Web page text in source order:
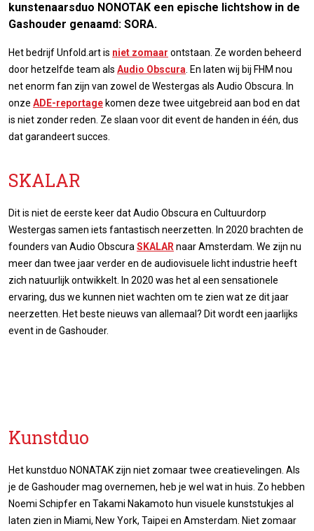
kunstenaarsduo NONOTAK een epische lichtshow in de
Gashouder genaamd: SORA.
Het bedrijf Unfold.art is niet zomaar ontstaan. Ze worden beheerd
door hetzelfde team als Audio Obscura . En laten wij bij FHM nou
net enorm fan zijn van zowel de Westergas als Audio Obscura. In
onze ADE-reportage komen deze twee uitgebreid aan bod en dat
is niet zonder reden. Ze slaan voor dit event de handen in één, dus
dat garandeert succes.
SKALAR
Dit is niet de eerste keer dat Audio Obscura en Cultuurdorp
Westergas samen iets fantastisch neerzetten. In 2020 brachten de
founders van Audio Obscura SKALAR naar Amsterdam. We zijn nu
meer dan twee jaar verder en de audiovisuele licht industrie heeft
zich natuurlijk ontwikkelt. In 2020 was het al een sensationele
ervaring, dus we kunnen niet wachten om te zien wat ze dit jaar
neerzetten. Het beste nieuws van allemaal? Dit wordt een jaarlijks
event in de Gashouder.
Kunstduo
Het kunstduo NONATAK zijn niet zomaar twee creatievelingen. Als
je de Gashouder mag overnemen, heb je wel wat in huis. Zo hebben
Noemi Schipfer en Takami Nakamoto hun visuele kunststukjes al
laten zien in Miami, New York, Taipei en Amsterdam. Niet zomaar